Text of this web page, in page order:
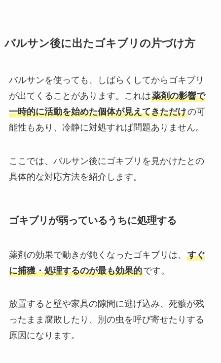
バルサン後に出たゴキブリの片づけ方
バルサンを使っても、しばらくしてからゴキブリ
が出てくることがあります。これは薬剤の影響で
一時的に活動を始めた個体が見えてきただけの可
能性もあり、冷静に対処すれば問題ありません。
ここでは、バルサン後にゴキブリを見かけたとの
具体的な対応方法を紹介します。
ゴキブリが弱っているうちに処理する
薬剤の効果で動きが鈍くなったゴキブリは、 すぐ
に捕獲・処理するのが最も効果的です。
放置すると壁や家具の隙間に逃げ込み、死骸が残
ったまま腐敗したり、別の虫を呼び寄せたりする
原因になります。